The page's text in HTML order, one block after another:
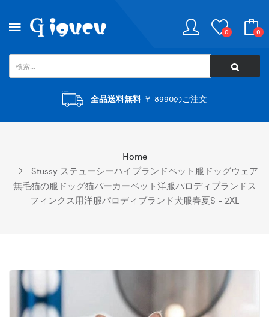
0 0
全品送料無料￥ 8990のご注文
Home
Stussy ステューシーハイブランドペット服ドッグウェア
無毛猫の服ドッグ猫パーカーペット洋服パロディブランドス
フィンクス用洋服パロディブランド犬服春夏S - 2XL